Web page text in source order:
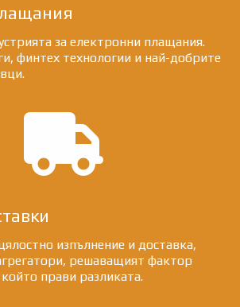
card-
за електронни плащания.
финтех технологии и най-добрите
fa-
truck
изпълнение и доставка,
решаващият фактор
прави разликата.